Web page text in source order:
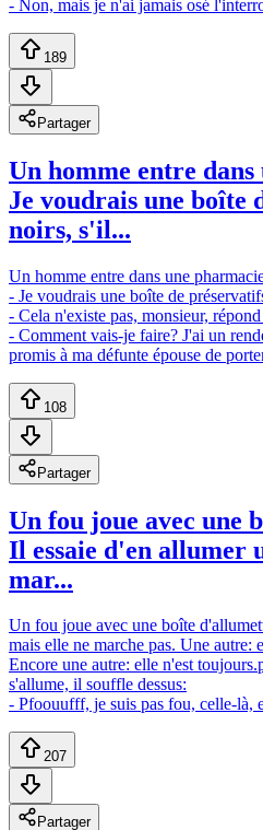
- Non, mais je n'ai jamais osé
189
Partager
Un homme entre
Je voudrais une boîte
noirs, s'il...
Un homme entre dans une
- Je voudrais une boîte de
- Cela n'existe pas, monsieur,
- Comment vais-je faire? J'ai un
promis à ma défunte épouse de
108
Partager
Un fou joue avec une
Il essaie d'en allumer
mar...
Un fou joue avec une boîte
mais elle ne marche pas. Une autre:
Encore une autre: elle n'est
s'allume, il souffle dessus:
- Pfoouufff, je suis pas fou, celle-là,
207
Partager